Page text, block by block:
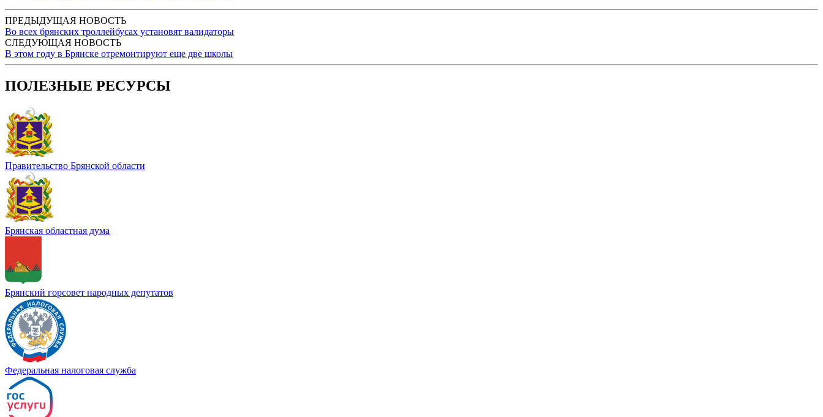
ПРЕДЫДУЩАЯ НОВОСТЬ
Во всех брянских троллейбусах установят валидаторы
СЛЕДУЮЩАЯ НОВОСТЬ
В этом году в Брянске отремонтируют еще две школы
ПОЛЕЗНЫЕ РЕСУРСЫ
Правительство Брянской области
Брянская областная дума
Брянский горсовет народных депутатов
Федеральная налоговая служба